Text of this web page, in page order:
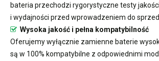
bateria przechodzi rygorystyczne testy
i wydajności przed wprowadzeniem do
Wysoka jakość i pełna kompatybilność
Oferujemy wyłącznie zamienne baterie
są w 100% kompatybilne z odpowiednimi